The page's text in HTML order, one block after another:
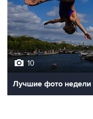
10
Лучшие фото недели